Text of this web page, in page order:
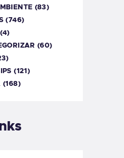
(83)
(746)
(4)
(60)
(121)
(168)